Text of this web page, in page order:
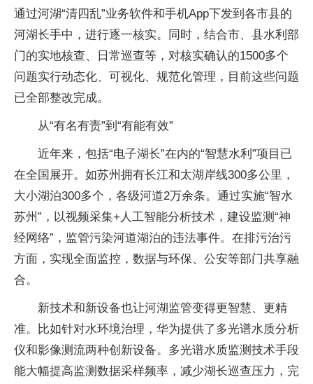
通过河湖“清四乱”业务软件和手机App下发到各市县的
河湖长手中，进行逐一核实。同时，结合市、县水利部
门的实地核查、日常巡查等，对核实确认的1500多个
问题实行动态化、可视化、规范化管理，目前这些问题
已全部整改完成。
从“有名有责”到“有能有效”
近年来，包括“电子湖长”在内的“智慧水利”项目已
在全国展开。如苏州拥有长江和太湖岸线300多公里，
大小湖泊300多个，各级河道2万余条。通过实施“智水
苏州”，以视频采集+人工智能分析技术，建设监测“神
经网络”，监管污染河道湖泊的违法事件。在排污治污
方面，实现全面监控，数据与环保、公安等部门共享融
合。
新技术和新设备也让河湖监管变得更智慧、更精
准。比如针对水环境治理，华为提供了多光谱水质分析
仪和影像测流两种创新设备。多光谱水质监测技术手段
能大幅提高监测数据采样频率，减少湖长巡查压力，完